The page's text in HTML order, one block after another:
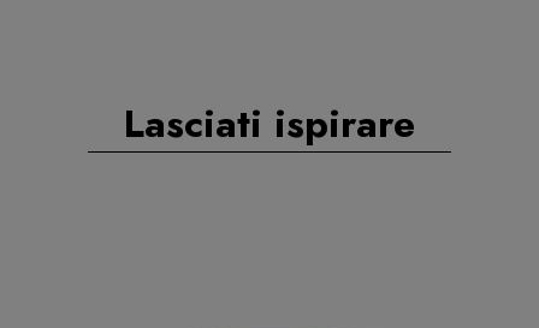
Lasciati ispirare